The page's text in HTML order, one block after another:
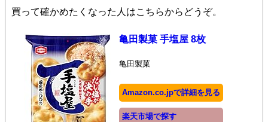
買って確かめたくなった人はこちらからどうぞ。
亀田製菓 手塩屋 8枚
亀田製菓
Amazon.co.jpで詳細を見る
楽天市場で探す